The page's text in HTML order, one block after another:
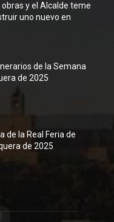
y el Alcalde teme
uno nuevo en
de la Semana
de 2025
de la Real Feria de
de 2025